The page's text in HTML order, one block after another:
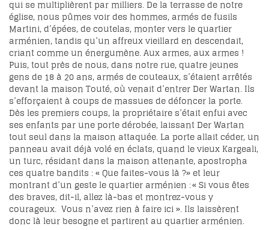
qui se multiplièrent par milliers. De la terrasse de notre
église, nous pûmes voir des hommes, armés de fusils
Martini, d’épées, de coutelas, monter vers le quartier
arménien, tandis qu’un affreux vieillard en descendait,
criant comme un énergumène. Aux armes, aux armes !
Puis, tout près de nous, dans notre rue, quatre jeunes
gens de 18 à 20 ans, armés de couteaux, s’étaient arrêtés
devant la maison Touté, où venait d’entrer Der Wartan. Ils
s’efforçaient à coups de massues de défoncer la porte.
Dès les premiers coups, la propriétaire s’était enfui avec
ses enfants par une porte dérobée, laissant Der Wartan
tout seul dans la maison attaquée. La porte allait céder, un
panneau avait déjà volé en éclats, quand le vieux Kargeali,
un turc, résidant dans la maison attenante, apostropha
ces quatre bandits : « Que faites-vous là ?» et leur
montrant d’un geste le quartier arménien : « Si vous êtes
des braves, dit-il, allez là-bas et montrez-vous y
courageux. Vous n’avez rien à faire ici ». Ils laissèrent
donc là leur besogne et partirent au quartier arménien.